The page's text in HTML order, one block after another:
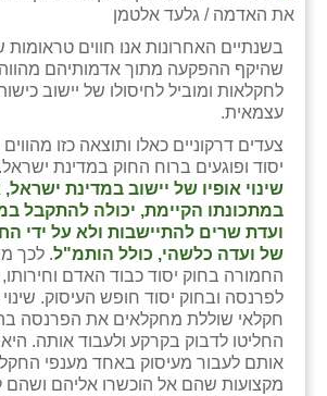
בשנתיים האחרונות אנו חווים טראומות
שהיקף ההפקעה מתוך אדמותיהם
לחקלאות ומוביל לחיסולו של יישוב
עצמאית.
צעדים דרקוניים כאלו ותוצאה כזו
יסוד ופוגעים ברוח החוק במדינת ישראל.
שינוי אופיו של יישוב במדינת ישראל,
במתכונתו הקיימת, יכולה להתקבל
ועדת שרים להתיישבות ולא על ידי
של ועדה כלשהי, כולל הותמ"ל. לכך
החמורה בחוק יסוד כבוד האדם
לפרנסה ובחוק יסוד חופש העיסוק. שינוי
חקלאי שוללת מחקלאים את הפרנסה
החליטו לדבוק בקרקע ולעבוד אותה.
אותם לעבור מעיסוק באחד מענפי
מקצועות שהם אל הוכשרו אליהם ושהם
ניר צבי
עין חצבה
עין תמר
עמרים
קורנית
קלחים
רועי
רימונים